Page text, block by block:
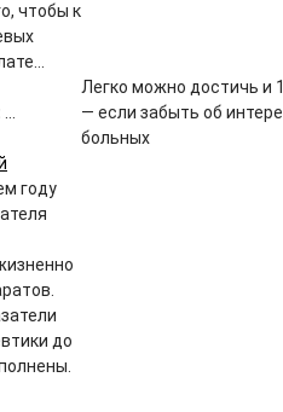
чтобы к
году
до
Легко можно достичь и
— если забыть об
больных